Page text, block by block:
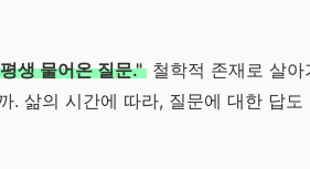
생 물어온 질문." 철학적 존재로 살아
삶의 시간에 따라, 질문에 대한 답도